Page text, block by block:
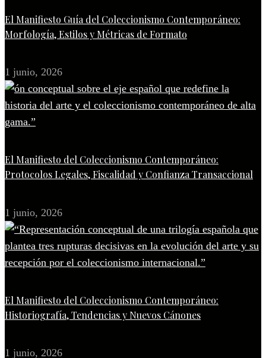
El Manifiesto Guía del Coleccionismo Contemporáneo:
Morfología, Estilos y Métricas de Formato
1 junio, 2026
El Manifiesto del Coleccionismo Contemporáneo:
Protocolos Legales, Fiscalidad y Confianza Transaccional
1 junio, 2026
El Manifiesto del Coleccionismo Contemporáneo:
Historiografía, Tendencias y Nuevos Cánones
1 junio, 2026